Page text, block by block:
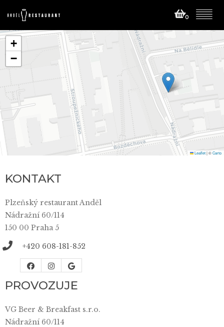
0
+
−
Leaflet|©Carto
KONTAKT
Plzeňský restaurant Anděl
Nádražní 60/114
150 00 Praha 5
+420 608-181-852
PROVOZUJE
VG Beer & Breakfast s.r.o.
Nádražní 60/114